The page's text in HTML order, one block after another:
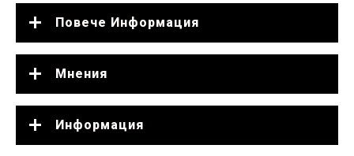
Повече Информация
Мнения
Информация